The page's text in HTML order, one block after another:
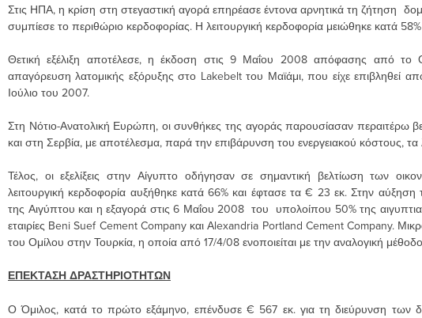
Στις ΗΠΑ, η κρίση στη στεγαστική αγορά επηρέασε έντονα αρνητικά τη ζήτηση
συμπίεσε το περιθώριο κερδοφορίας. Η λειτουργική κερδοφορία μειώθηκε κατά
Θετική εξέλιξη αποτέλεσε, η έκδοση στις 9 Μαΐου 2008 απόφασης από το
απαγόρευση λατομικής εξόρυξης στο Lakebelt του Μαϊάμι, που είχε επιβληθεί
Ιούλιο του 2007.
Στη Νότιο-Ανατολική Ευρώπη, οι συνθήκες της αγοράς παρουσίασαν περαιτέρω
και στη Σερβία, με αποτέλεσμα, παρά την επιβάρυνση του ενεργειακού κόστους,
Τέλος, οι εξελίξεις στην Αίγυπτο οδήγησαν σε σημαντική βελτίωση των
λειτουργική κερδοφορία αυξήθηκε κατά 66% και έφτασε τα € 23 εκ. Στην
της Αιγύπτου και η εξαγορά στις 6 Μαΐου 2008 του υπολοίπου 50% της
εταιρίες Beni Suef Cement Company και Αlexandria Portland Cement Company.
του Ομίλου στην Τουρκία, η οποία από 17/4/08 ενοποιείται με την αναλογική
ΕΠΕΚΤΑΣΗ ΔΡΑΣΤΗΡΙΟΤΗΤΩΝ
Ο Όμιλος, κατά το πρώτο εξάμηνο, επένδυσε € 567 εκ. για τη διεύρυνση των